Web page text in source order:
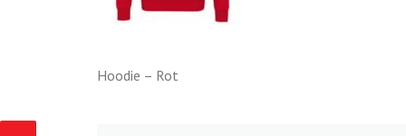
Hoodie – Rot